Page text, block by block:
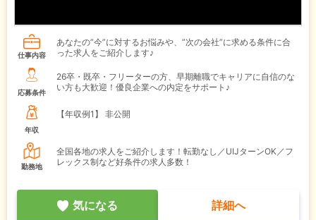
仕事内容
あなたの”今”に対するお悩みや、”次の会社”に求める条件に合
った求人をご紹介します♪
応募条件
26卒・既卒・フリーターの方、早期離職でキャリアに自信のな
い方も大歓迎！優良企業への内定をサポート♪
年収
【年収例1】 非公開
勤務地
全国各地の求人をご紹介します！転勤なし／UIJターンOK／フ
レックス制など好条件の求人多数！
気になる 詳細へ